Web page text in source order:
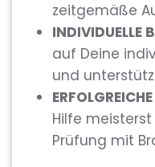
zeitgemäße
INDIVIDUELLE
auf Deine
und
Hilfe
Prüfung mit